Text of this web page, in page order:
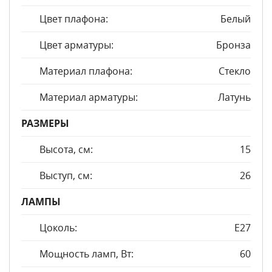
Цвет плафона:
Белый
Цвет арматуры:
Бронза
Материал плафона:
Стекло
Материал арматуры:
Латунь
РАЗМЕРЫ
Высота, см:
15
Выступ, см:
26
ЛАМПЫ
Цоколь:
E27
Мощность ламп, Вт:
60